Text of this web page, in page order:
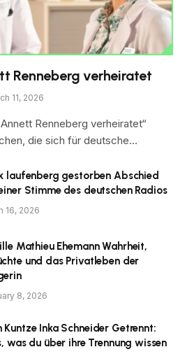
Renneberg verheiratet
11, 2026
Renneberg verheiratet“
die sich für deutsche…
laufenberg gestorben Abschied
Stimme des deutschen Radios
16, 2026
Mathieu Ehemann Wahrheit,
und das Privatleben der
8, 2026
Kuntze Inka Schneider Getrennt:
was du über ihre Trennung wissen